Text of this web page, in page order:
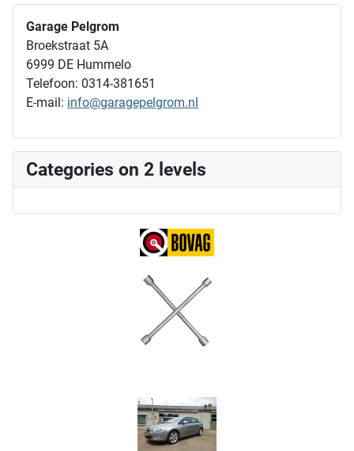
Garage Pelgrom
Broekstraat 5A
6999 DE Hummelo
Telefoon: 0314-381651
E-mail: info@garagepelgrom.nl
Categories on 2 levels